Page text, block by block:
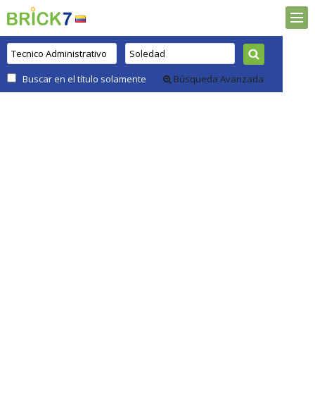
Buscar en el título solamente Búsqueda Avanzada